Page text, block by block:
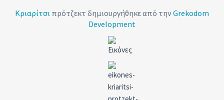
Κριαρίτσι πρότζεκτ δημιουργήθηκε από τηνGrekodom
Development